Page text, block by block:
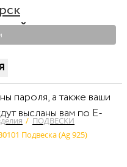
/ ПОДВЕСКИ
Подвеска (Ag 925)
пароля, а также ваши
высланы вам по E-